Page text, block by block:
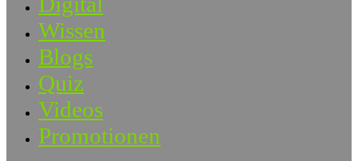
Wissen
Blogs
Quiz
Videos
Promotionen